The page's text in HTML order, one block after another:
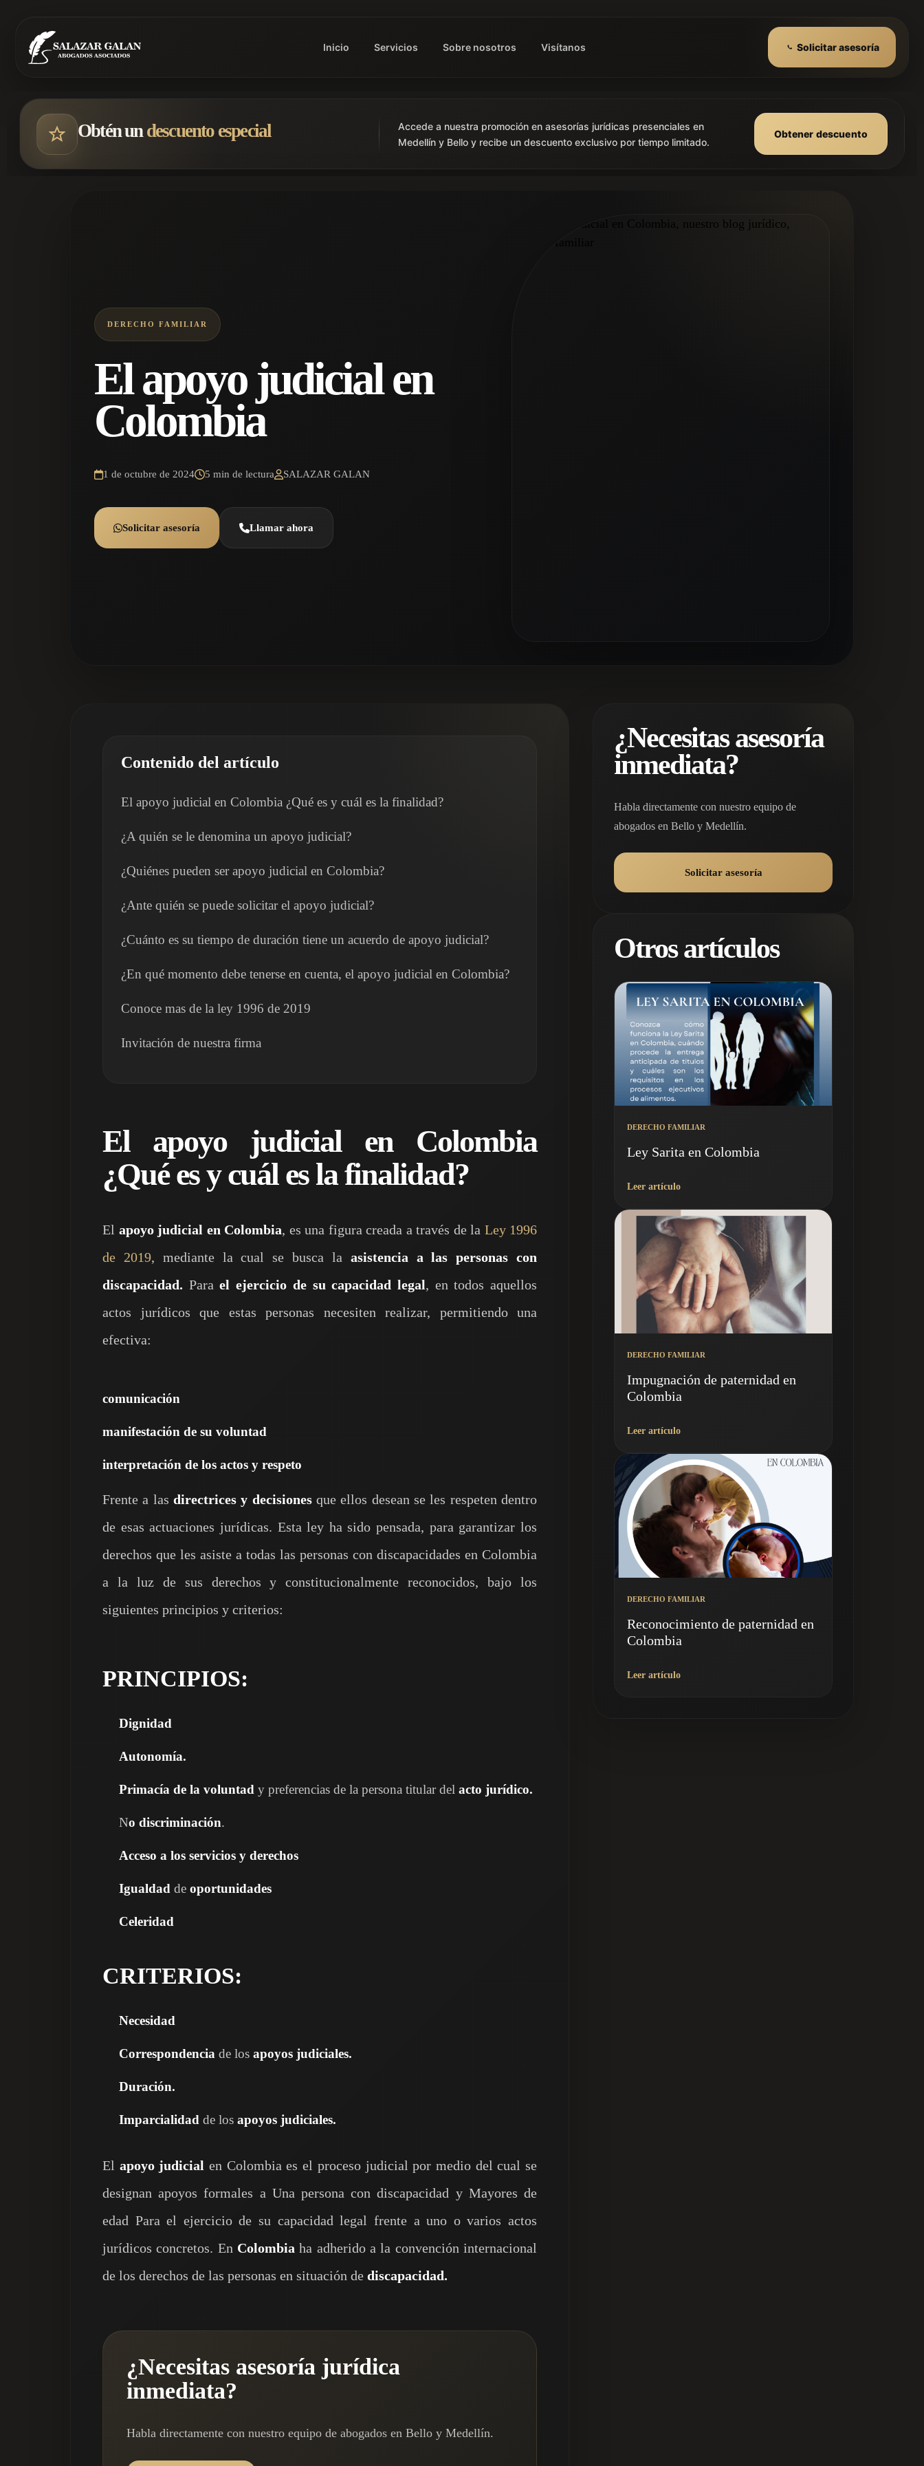
Inicio Servicios Sobre nosotros Visítanos Solicitar asesoría
Obtén un descuento especial
Accede a nuestra promoción en asesorías jurídicas presenciales en
Medellín y Bello y recibe un descuento exclusivo por tiempo limitado.
Obtener descuento
DERECHO FAMILIAR
El apoyo judicial en
Colombia
1 de octubre de 2024 5 min de lectura SALAZAR GALAN
Solicitar asesoría Llamar ahora
Contenido del artículo
El apoyo judicial en Colombia ¿Qué es y cuál es la finalidad?
¿A quién se le denomina un apoyo judicial?
¿Quiénes pueden ser apoyo judicial en Colombia?
¿Ante quién se puede solicitar el apoyo judicial?
¿Cuánto es su tiempo de duración tiene un acuerdo de apoyo judicial?
¿En qué momento debe tenerse en cuenta, el apoyo judicial en Colombia?
Conoce mas de la ley 1996 de 2019
Invitación de nuestra firma
El apoyo judicial en Colombia
¿Qué es y cuál es la finalidad?
El apoyo judicial en Colombia, es una figura creada a través de la Ley 1996
de 2019, mediante la cual se busca la asistencia a las personas con
discapacidad. Parael ejercicio de su capacidad legal, en todos aquellos
actos jurídicos que estas personas necesiten realizar, permitiendo una
efectiva:
comunicación
manifestación de su voluntad
interpretación de los actos y respeto
Frente a las directrices y decisiones que ellos desean se les respeten dentro
de esas actuaciones jurídicas. Esta ley ha sido pensada, para garantizar los
derechos que les asiste a todas las personas con discapacidades en Colombia
a la luz de sus derechos y constitucionalmente reconocidos, bajo los
siguientes principios y criterios:
PRINCIPIOS:
Dignidad
Autonomía.
Primacía de la voluntad y preferencias de la persona titular del acto jurídico.
No discriminación.
Acceso a los servicios y derechos
Igualdad de oportunidades
Celeridad
CRITERIOS:
Necesidad
Correspondencia de los apoyos judiciales.
Duración.
Imparcialidad de los apoyos judiciales.
El apoyo judicial en Colombia es el proceso judicial por medio del cual se
designan apoyos formales a Una persona con discapacidad y Mayores de
edad Para el ejercicio de su capacidad legal frente a uno o varios actos
jurídicos concretos. En Colombia ha adherido a la convención internacional
de los derechos de las personas en situación de discapacidad.
¿Necesitas asesoría jurídica
inmediata?
Habla directamente con nuestro equipo de abogados en Bello y Medellín.
¿Necesitas asesoría
inmediata?
Habla directamente con nuestro equipo de
abogados en Bello y Medellín.
Solicitar asesoría
Otros artículos
DERECHO FAMILIAR
Ley Sarita en Colombia
Leer artículo
DERECHO FAMILIAR
Impugnación de paternidad en
Colombia
Leer artículo
DERECHO FAMILIAR
Reconocimiento de paternidad en
Colombia
Leer artículo